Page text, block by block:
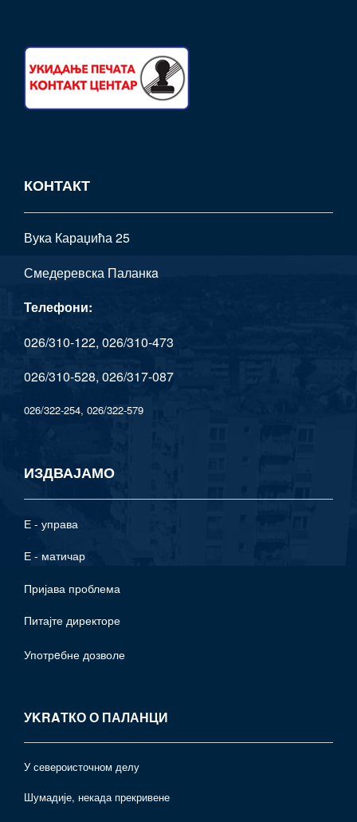
КОНТАКТ
Вука Караџића 25
Смедеревска Паланкa
Телефони:
026/310-122, 026/310-473
026/310-528, 026/317-087
026/322-254, 026/322-579
ИЗДВАЈАМО
Е - управа
Е - матичар
Пријава проблема
Питајте директоре
Употрeбне дозволе
УKRAТКО О ПАЛАНЦИ
У североисточном делу
Шумадије, некада прекривене